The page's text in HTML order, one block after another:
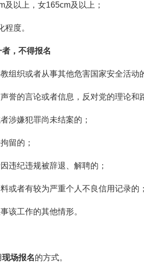
及以上，女165cm及以上；
程度。
者，不得报名
组织或者从事其他危害国家安全活动
誉的言论或者信息，反对党的理论和
涉嫌犯罪尚未结案的；
留的；
违纪违规被辞退、解聘的；
或者有较为严重个人不良信用记录的；
该工作的其他情形。
现场报名的方式。